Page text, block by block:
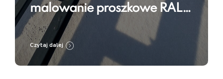
malowanie proszkowe RAL
7016
Czytaj dalej